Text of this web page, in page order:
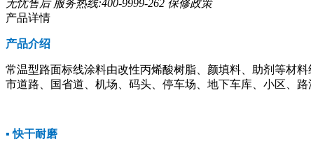
无忧售后 服务热线:400-9999-262 保修政策
产品详情
产品介绍
常温型路面标线涂料由改性丙烯酸树脂、颜填料、助剂等材
市道路、国省道、机场、码头、停车场、地下车库、小区、路
▪ 快干耐磨